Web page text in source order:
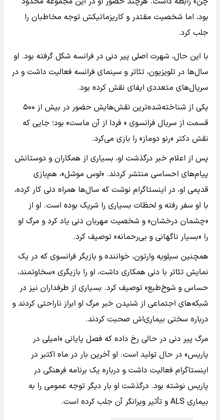
بود، اما شخصیت مقتدر و کاریزماتیکش توجه مخاطبان را
جلب کرد.
با این حال، شهرت اصلی پیر دنی در فرانسه شکل گرفته بود. او
سال‌ها در تلویزیون، تئاتر و سینمای فرانسه فعالیت داشت و در
سریال‌های متعددی ایفای نقش کرده بود.
یکی از شناخته‌شده‌ترین نقش‌هایش حضور در بیش از ۵۰۰
قسمت از سریال فرانسوی « فردا از آن ماست» بود؛ جایی که
نقش دکتر «رنو دوماز» را بازی می‌کرد.
پس از اعلام خبر درگذشت او، بسیاری از همکاران و دوستانش
پیام‌های احساسی منتشر کردند. «لوس موشل»، هم‌بازی
قدیمی او، در اینستاگرام نوشت که سال‌ها همراه دنی کار کرده،
با او سفر رفته و لحظات بسیاری را شریک بوده است. او از
«چشمان درخشان» و شخصیت مهربان دنی یاد کرد و مرگ او
را «بسیار ناگهانی و بی‌رحمانه» توصیف کرد.
همچنین سیلویه وارتون، خواننده و بازیگر فرانسوی که در یک
نمایش تئاتر با دنی همکاری داشت، او را بازیگری «سخاوتمند،
حساس و شوخ‌طبع» توصیف کرد. بسیاری از طرفداران نیز در
شبکه‌های اجتماعی از شنیدن خبر مرگ او ابراز ناراحتی کردند و
درباره سختی بیماری‌اش صحبت کردند.
مرگ پیر دنی در حالی رخ داده که فصل پایانی «امیلی در
پاریس» در حال تولید است. او آخرین بار در ماه اکتبر در
اینستاگرام فعالیت داشت و درباره یک برنامه فرهنگی در
پاریس نوشته بود. درگذشت او بار دیگر توجه عمومی را به
بیماری ALS و تأثیر ویرانگر آن جلب کرده است.